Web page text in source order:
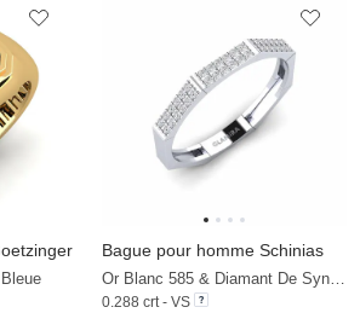
Bague pour homme Schinias
Or Blanc 585 & Diamant De Synthèse
0.288 crt - VS